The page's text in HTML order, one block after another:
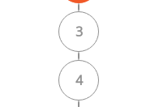
3
4